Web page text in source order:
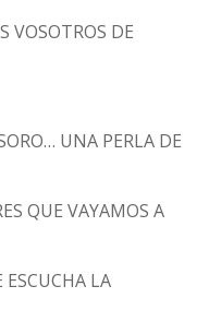
VOSOTROS DE
UNA PERLA DE
QUE VAYAMOS A
LA